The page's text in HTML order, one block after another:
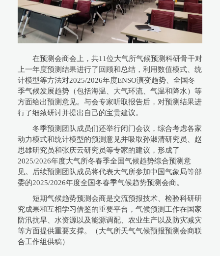
在预测会商会上，共11位大气所气候预测科研骨干对
上一年度预测结果进行了回顾和总结，利用数值模式、统
计模型等方法对2025/2026年度ENSO演变趋势、全国冬
季气候发展趋势（包括海温、大气环流、气温和降水）等
方面给出预测意见。与会专家听取报告后，对预测结果进
行了细致研讨并提出自己的宝贵建议。
冬季预测团队成员们还举行闭门会议，综合考虑各家
动力模式和统计模型的预测意见并吸取孙淑清研究员、赵
思雄研究员和张庆云研究员等专家的建议，形成了
2025/2026年度大气所冬春季全国气候趋势综合预测意
见。后续预测团队成员将代表大气所参加中国气象局等部
委的2025/2026年度全国冬春季气候趋势预测会商。
短期气候趋势预测会商是交流预报技术、检验科研研
究成果和互相学习借鉴的重要平台，气候预测工作在国家
防汛抗旱、水资源以及能源调配、农业生产以及防灾减灾
等方面提供重要支撑。（大气所天气气候预报预测会商联
合工作组供稿）